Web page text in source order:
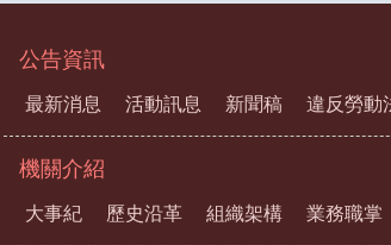
公告資訊
最新消息 活動訊息 新聞稿 違反勞動
機關介紹
大事紀 歷史沿革 組織架構 業務職掌